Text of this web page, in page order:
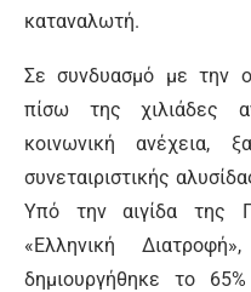
καταναλωτή.
Σε συνδυασμό με την
πίσω της χιλιάδες
κοινωνική ανέχεια,
συνεταιριστικής
Υπό την αιγίδα της
«Ελληνική
δημιουργήθηκε το